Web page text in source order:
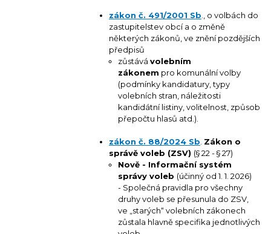
zákon č. 491/2001 Sb ., o volbách do
zastupitelstev obcí a o změně
některých zákonů, ve znění pozdějších
předpisů
zůstává volebním
zákonem pro komunální volby
(podmínky kandidatury, typy
volebních stran, náležitosti
kandidátní listiny, volitelnost, způsob
přepočtu hlasů atd.).
zákon č. 88/2024 Sb Zákon o
správě voleb (ZSV) (§ 22 - § 27)
Nově - Informační systém
správy voleb (účinný od 1. 1. 2026)
- Společná pravidla pro všechny
druhy voleb se přesunula do ZSV,
ve „starých“ volebních zákonech
zůstala hlavně specifika jednotlivých